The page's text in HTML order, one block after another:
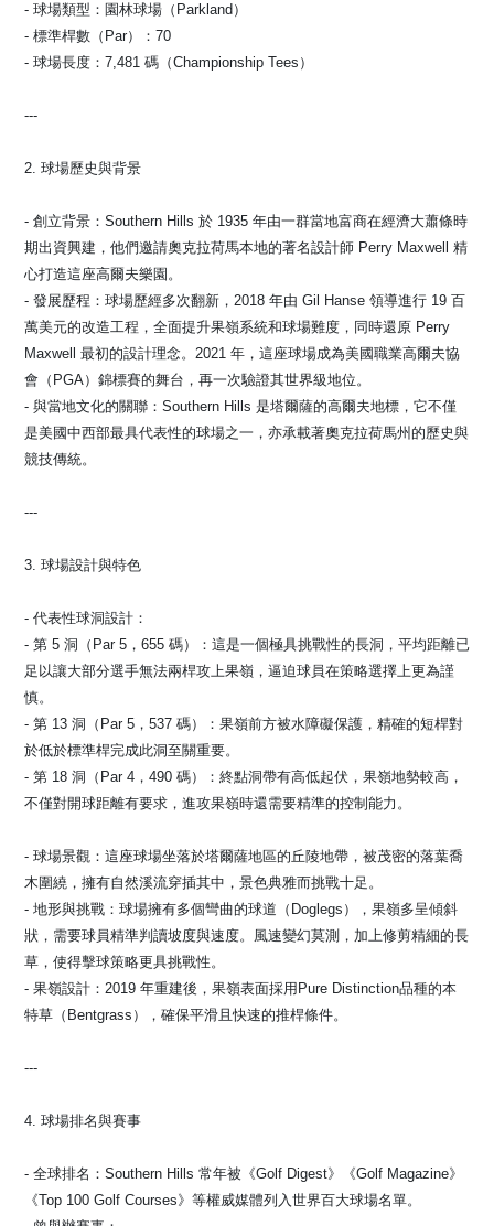
- 球場類型：園林球場（Parkland）
- 標準桿數（Par）：70
- 球場長度：7,481 碼（Championship Tees）
---
2. 球場歷史與背景 ️
- 創立背景：Southern Hills 於 1935 年由一群當地富商在經濟大蕭條時
期出資興建，他們邀請奧克拉荷馬本地的著名設計師 Perry Maxwell 精
心打造這座高爾夫樂園。
- 發展歷程：球場歷經多次翻新，2018 年由 Gil Hanse 領導進行 19 百
萬美元的改造工程，全面提升果嶺系統和球場難度，同時還原 Perry
Maxwell 最初的設計理念。2021 年，這座球場成為美國職業高爾夫協
會（PGA）錦標賽的舞台，再一次驗證其世界級地位。
- 與當地文化的關聯：Southern Hills 是塔爾薩的高爾夫地標，它不僅
是美國中西部最具代表性的球場之一，亦承載著奧克拉荷馬州的歷史與
競技傳統。
---
3. 球場設計與特色 ️
- 代表性球洞設計：
- 第 5 洞（Par 5，655 碼）：這是一個極具挑戰性的長洞，平均距離已
足以讓大部分選手無法兩桿攻上果嶺，逼迫球員在策略選擇上更為謹
慎。
- 第 13 洞（Par 5，537 碼）：果嶺前方被水障礙保護，精確的短桿對
於低於標準桿完成此洞至關重要。
- 第 18 洞（Par 4，490 碼）：終點洞帶有高低起伏，果嶺地勢較高，
不僅對開球距離有要求，進攻果嶺時還需要精準的控制能力。
- 球場景觀：這座球場坐落於塔爾薩地區的丘陵地帶，被茂密的落葉喬
木圍繞，擁有自然溪流穿插其中，景色典雅而挑戰十足。
- 地形與挑戰：球場擁有多個彎曲的球道（Doglegs），果嶺多呈傾斜
狀，需要球員精準判讀坡度與速度。風速變幻莫測，加上修剪精細的長
草，使得擊球策略更具挑戰性。
- 果嶺設計：2019 年重建後，果嶺表面採用Pure Distinction品種的本
特草（Bentgrass），確保平滑且快速的推桿條件。
---
4. 球場排名與賽事
- 全球排名：Southern Hills 常年被《Golf Digest》《Golf Magazine》
《Top 100 Golf Courses》等權威媒體列入世界百大球場名單。